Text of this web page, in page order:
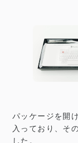
パッケージを開
入っており、そ
した。